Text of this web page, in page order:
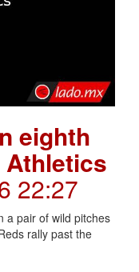
eighth
22:27
a pair of wild pitches
rally past the